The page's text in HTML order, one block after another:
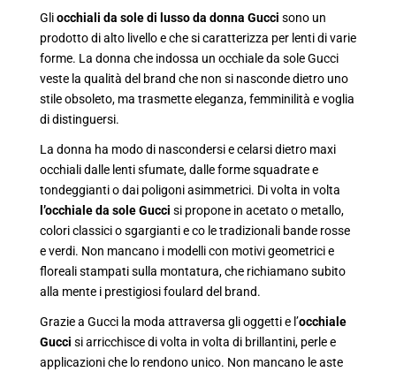
Gliocchiali da sole di lusso da donna Gucci sono un
prodotto di alto livello e che si caratterizza per lenti di varie
forme. La donna che indossa un occhiale da sole Gucci
veste la qualità del brand che non si nasconde dietro uno
stile obsoleto, ma trasmette eleganza, femminilità e voglia
di distinguersi.
La donna ha modo di nascondersi e celarsi dietro maxi
occhiali dalle lenti sfumate, dalle forme squadrate e
tondeggianti o dai poligoni asimmetrici. Di volta in volta
l’occhiale da sole Gucci si propone in acetato o metallo,
colori classici o sgargianti e co le tradizionali bande rosse
e verdi. Non mancano i modelli con motivi geometrici e
floreali stampati sulla montatura, che richiamano subito
alla mente i prestigiosi foulard del brand.
Grazie a Gucci la moda attraversa gli oggetti e l’occhiale
Gucci si arricchisce di volta in volta di brillantini, perle e
applicazioni che lo rendono unico. Non mancano le aste